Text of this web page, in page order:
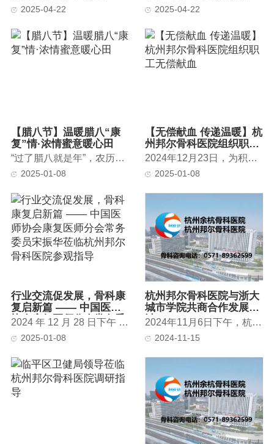
2025-04-22 2025-04-22
【腊八节】温暖腊八“康
复”情·浓情蜜意暖心田
“过了腊八就是年”，农历腊月初八，是中国传统腊八节。为传承弘扬传...
2025-01-08
【无偿献血 传递温暖】杭
州邦尔骨科医院组织职工
无偿献血
2024年12月23日，为积极响应临平区卫生系统无偿献血号召，杭州邦尔骨...
2025-01-08
行业交流促发展，骨科康
复启新篇 —— 中国医师
协会康复医师分会常务委
科医院参观指导
2024 年 12 月 28 日下午 ，中南大学医学院湘雅医学院附属海口人民...
2025-01-08
杭州邦尔骨科医院与浙大
城市学院共商合作发展大
计
2024年11月6日下午，杭州邦尔骨科医院与浙大城市学院的合作洽谈会...
2024-11-15